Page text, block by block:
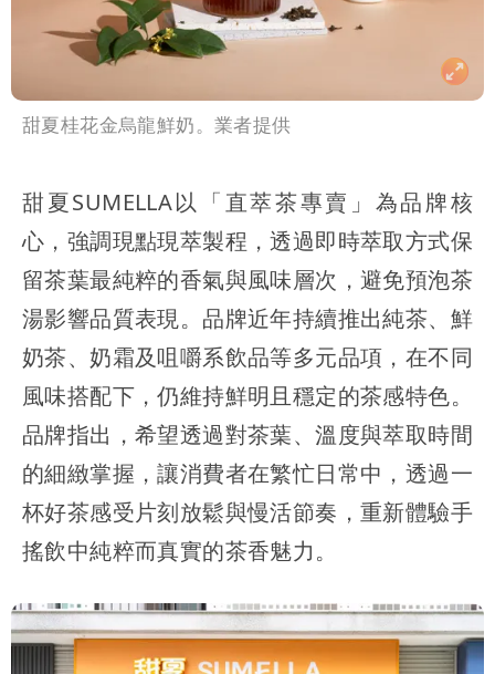
甜夏桂花金烏龍鮮奶。業者提供
甜夏SUMELLA以「直萃茶專賣」為品牌核
心，強調現點現萃製程，透過即時萃取方式保
留茶葉最純粹的香氣與風味層次，避免預泡茶
湯影響品質表現。品牌近年持續推出純茶、鮮
奶茶、奶霜及咀嚼系飲品等多元品項，在不同
風味搭配下，仍維持鮮明且穩定的茶感特色。
品牌指出，希望透過對茶葉、溫度與萃取時間
的細緻掌握，讓消費者在繁忙日常中，透過一
杯好茶感受片刻放鬆與慢活節奏，重新體驗手
搖飲中純粹而真實的茶香魅力。